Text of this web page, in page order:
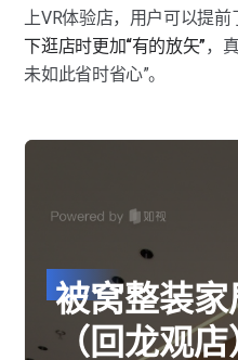
上VR体验店，用户可以提
下逛店时更加“有的放矢”，
未如此省时省心”。